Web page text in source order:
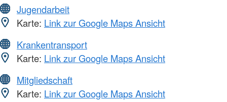
Jugendarbeit
Karte: Link zur Google Maps Ansicht
Krankentransport
Karte: Link zur Google Maps Ansicht
Mitgliedschaft
Karte: Link zur Google Maps Ansicht